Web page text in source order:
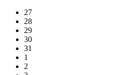
27
28
29
30
31
1
2